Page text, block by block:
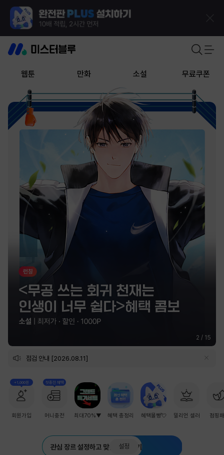
웹툰 만화 소설 무료쿠폰
2 / 15
점검 안내 [2026.08.11]
+1,000원
회원가입
첫충전 혜택
머니충전 최대70%▼ 혜택 총정리 혜택몰빵💘 밀리언 셀러 점핑
관심 장르 설정하고 맞춤 추천 받기
설정